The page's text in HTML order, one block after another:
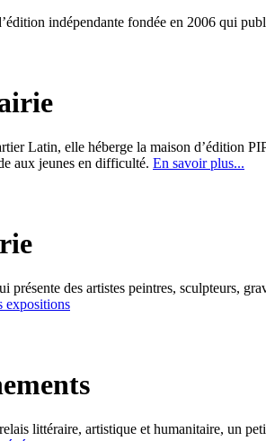
indépendante fondée en 2006 qui
Latin, elle héberge la maison d’édition
aux jeunes en difficulté. En savoir plus...
présente des artistes peintres, sculpteurs,
expositions
littéraire, artistique et humanitaire, un